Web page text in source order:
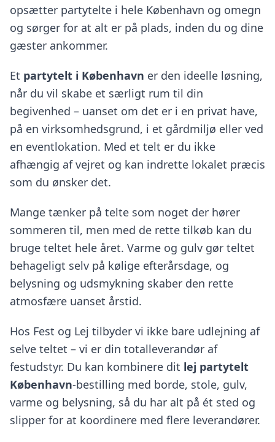
opsætter partytelte i hele København og omegn
og sørger for at alt er på plads, inden du og dine
gæster ankommer.
Et partytelt i København er den ideelle løsning,
når du vil skabe et særligt rum til din
begivenhed – uanset om det er i en privat have,
på en virksomhedsgrund, i et gårdmiljø eller ved
en eventlokation. Med et telt er du ikke
afhængig af vejret og kan indrette lokalet præcis
som du ønsker det.
Mange tænker på telte som noget der hører
sommeren til, men med de rette tilkøb kan du
bruge teltet hele året. Varme og gulv gør teltet
behageligt selv på kølige efterårsdage, og
belysning og udsmykning skaber den rette
atmosfære uanset årstid.
Hos Fest og Lej tilbyder vi ikke bare udlejning af
selve teltet – vi er din totalleverandør af
festudstyr. Du kan kombinere dit lej partytelt
København-bestilling med borde, stole, gulv,
varme og belysning, så du har alt på ét sted og
slipper for at koordinere med flere leverandører.